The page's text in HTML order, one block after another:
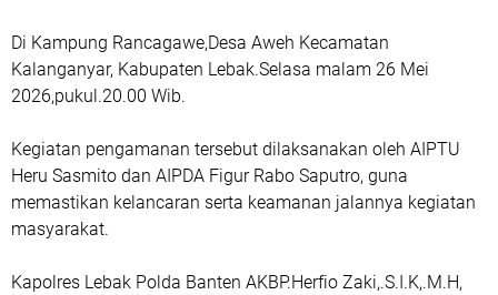
Di Kampung Rancagawe,Desa Aweh Kecamatan
Kalanganyar, Kabupaten Lebak.Selasa malam 26 Mei
2026,pukul.20.00 Wib.
‎Kegiatan pengamanan tersebut dilaksanakan oleh AIPTU
Heru Sasmito dan AIPDA Figur Rabo Saputro, guna
memastikan kelancaran serta keamanan jalannya kegiatan
masyarakat.
‎Kapolres Lebak Polda Banten AKBP.Herfio Zaki,.S.I.K,.M.H,